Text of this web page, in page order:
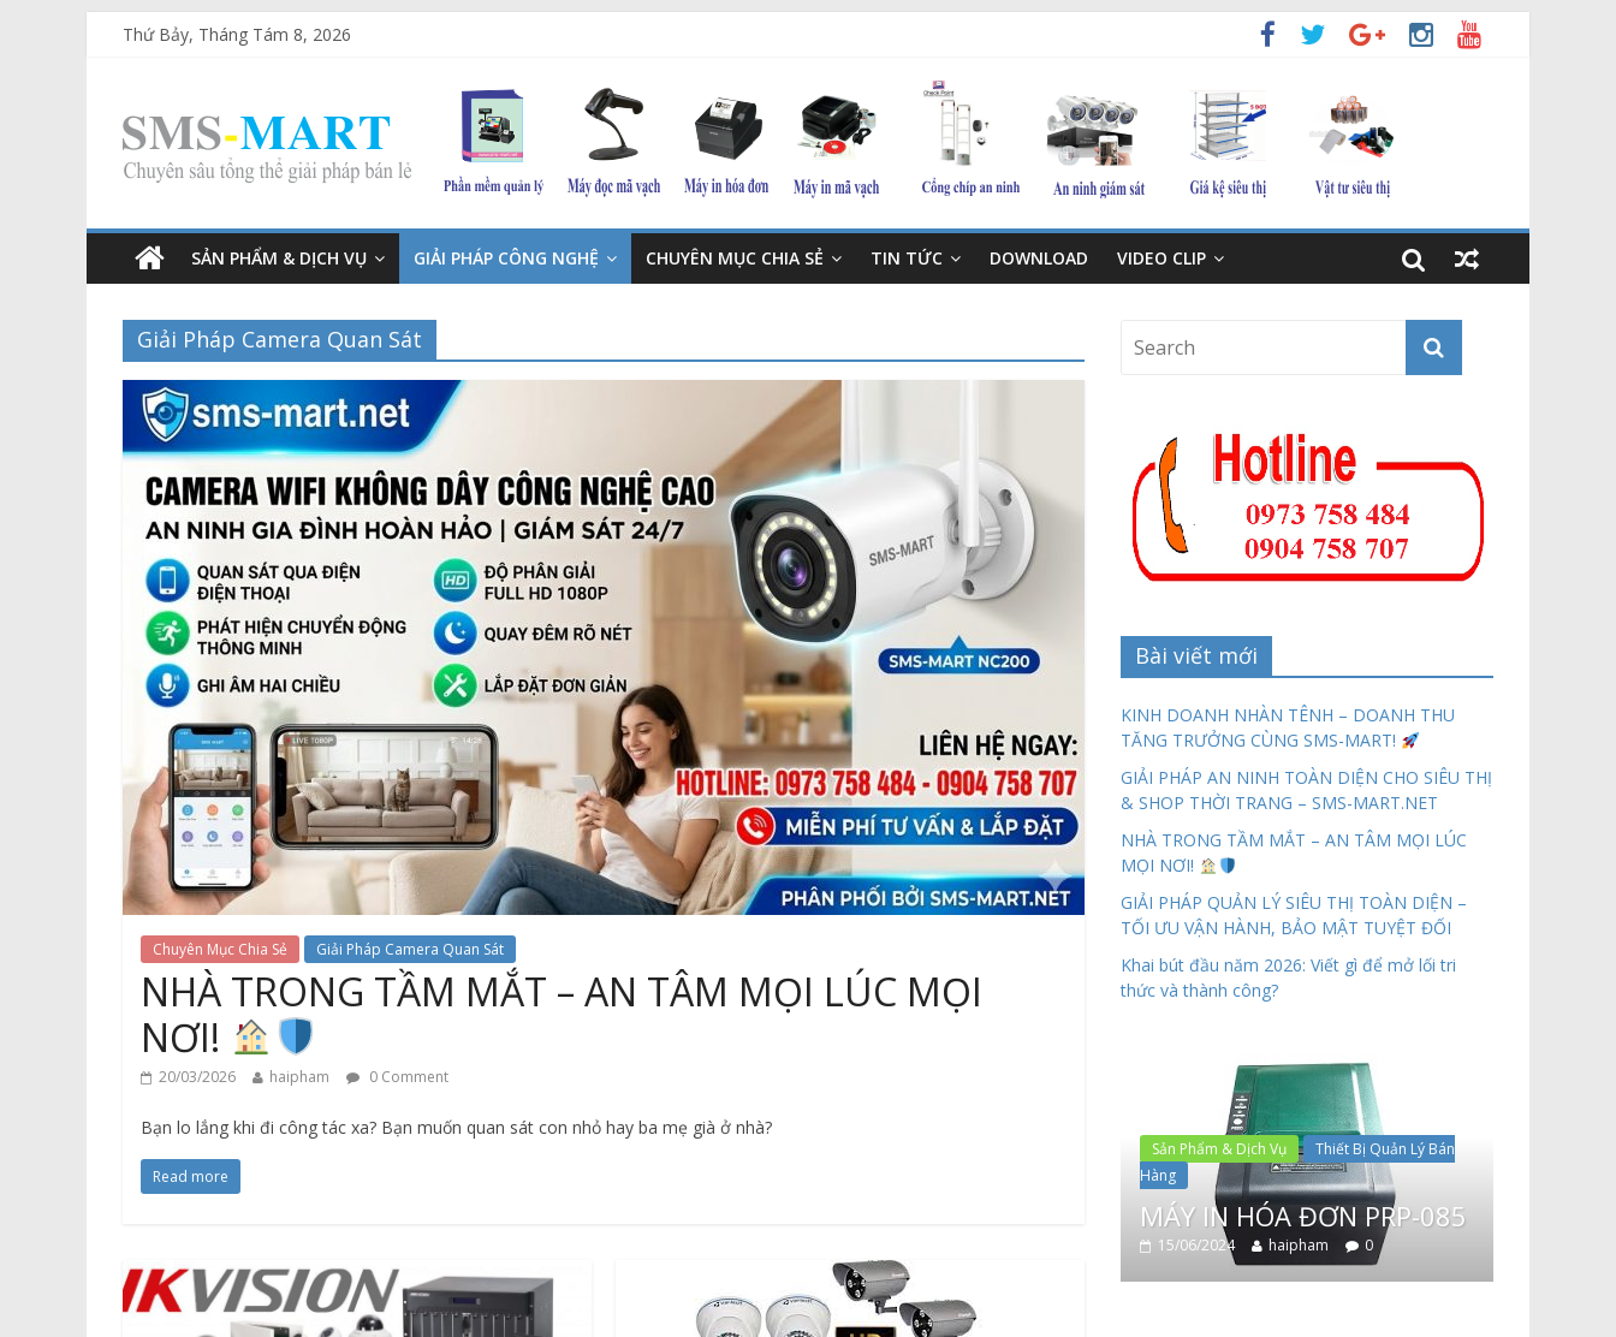
Thứ Bảy, Tháng Tám 8, 2026
SẢN PHẨM & DỊCH VỤ GIẢI PHÁP CÔNG NGHỆ CHUYÊN MỤC CHIA SẺ TIN TỨC DOWNLOAD VIDEO CLIP
Giải Pháp Camera Quan Sát
Chuyên Mục Chia Sẻ Giải Pháp Camera Quan Sát
NHÀ TRONG TẦM MẮT – AN TÂM MỌI LÚC MỌI
NƠI!
20/03/2026 haipham 0 Comment
Bạn lo lắng khi đi công tác xa? Bạn muốn quan sát con nhỏ hay ba mẹ già ở nhà?
Read more
Bài viết mới
KINH DOANH NHÀN TÊNH – DOANH THU
TĂNG TRƯỞNG CÙNG SMS-MART!
GIẢI PHÁP AN NINH TOÀN DIỆN CHO SIÊU THỊ
& SHOP THỜI TRANG – SMS-MART.NET
NHÀ TRONG TẦM MẮT – AN TÂM MỌI LÚC
MỌI NƠI!
GIẢI PHÁP QUẢN LÝ SIÊU THỊ TOÀN DIỆN –
TỐI ƯU VẬN HÀNH, BẢO MẬT TUYỆT ĐỐI
Khai bút đầu năm 2026: Viết gì để mở lối tri
thức và thành công?
Các loại kệ bày hàng tạp
Thiết Bị Quản Lý Bán
MÁY IN HÓA ĐƠN PRP-085
0
Sản Phẩm & Dịch Vụ
Hàng
Máy đọc mã vạch 2D
Z6000
14/06/2024